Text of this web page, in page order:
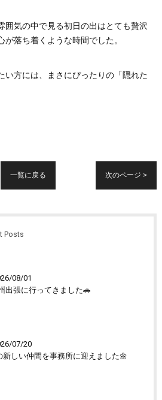
囲気の中で見る初日の出はとても贅沢
落ち着くような時間でした。
い方には、まさにぴったりの「隠れた
一覧に戻る 次のページ >
Posts
08/01
出張に行ってきました🚗
07/20
新しい仲間を事務所に迎えました🌼